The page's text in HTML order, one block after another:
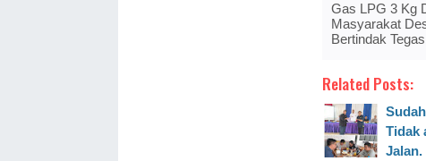
Gas LPG 3 Kg
Masyarakat
Bertindak
Related Posts:
Tidak
Jalan.